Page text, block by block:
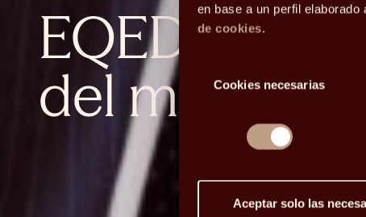
en base a un perfil
de cookies.
Selección
Cookies necesarias
Aceptar solo las
EQED:
del mercado